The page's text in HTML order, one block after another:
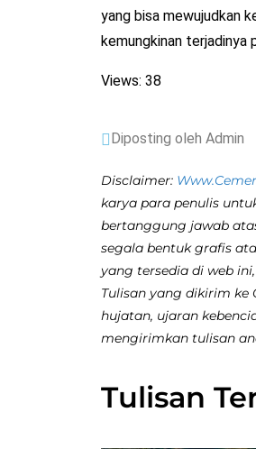
yang bisa mewujudkan
kemungkinan terjadinya
Views: 38
Diposting oleh Admin
Disclaimer:
karya para penulis
bertanggung jawab
segala bentuk grafis
yang tersedia di web
Tulisan yang dikirim ke
hujatan, ujaran
mengirimkan tulisan
Tulisan